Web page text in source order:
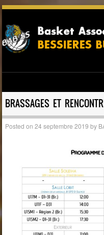
Skip to content
BRASSAGES ET
Posted on24 septembre 2019 by